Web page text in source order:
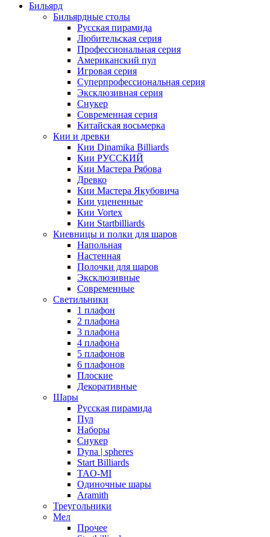
Бильярд
Бильярдные столы
Русская пирамида
Любительская серия
Профессиональная серия
Американский пул
Игровая серия
Суперпрофессиональная серия
Эксклюзивная серия
Снукер
Современная серия
Китайская восьмерка
Кии и древки
Кии Dinamika Billiards
Кии РУССКИЙ
Кии Мастера Рябова
Древко
Кии Мастера Якубовича
Кии уцененные
Кии Vortex
Кии Startbilliards
Киевницы и полки для шаров
Напольная
Настенная
Полочки для шаров
Эксклюзивные
Современные
Светильники
1 плафон
2 плафона
3 плафона
4 плафона
5 плафонов
6 плафонов
Плоские
Декоративные
Шары
Русская пирамида
Пул
Наборы
Снукер
Dyna | spheres
Start Billiards
TAO-MI
Одиночные шары
Aramith
Треугольники
Мел
Прочее